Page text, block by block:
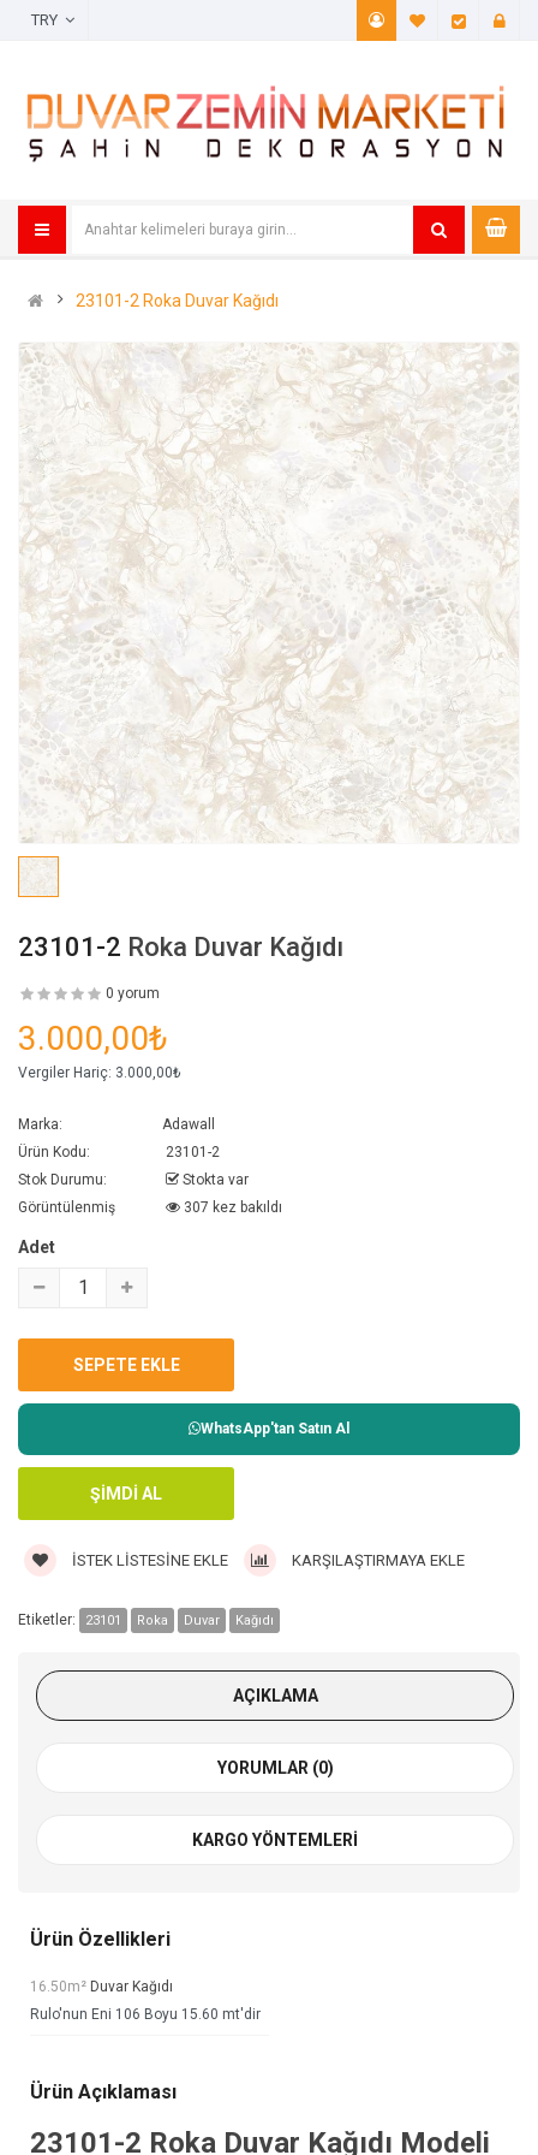
A. Listem
23101-2 Roka Duvar Kağıdı
23101-2 Roka Duvar Kağıdı
0 yorum
3.000,00₺
Vergiler Hariç: 3.000,00₺
Marka:
Adawall
Ürün Kodu:
23101-2
Stok Durumu:
Stokta var
Görüntülenmiş
307 kez bakıldı
Adet
WhatsApp'tan Satın Al
İSTEK LISTESINE EKLE KARŞILAŞTIRMAYA EKLE
Etiketler: 23101 Roka Duvar Kağıdı
AÇIKLAMA
YORUMLAR (0)
KARGO YÖNTEMLERI
Ürün Özellikleri
16.50m² Duvar Kağıdı
Rulo'nun Eni 106 Boyu 15.60 mt'dir
Ürün Açıklaması
23101-2 Roka Duvar Kağıdı Modeli